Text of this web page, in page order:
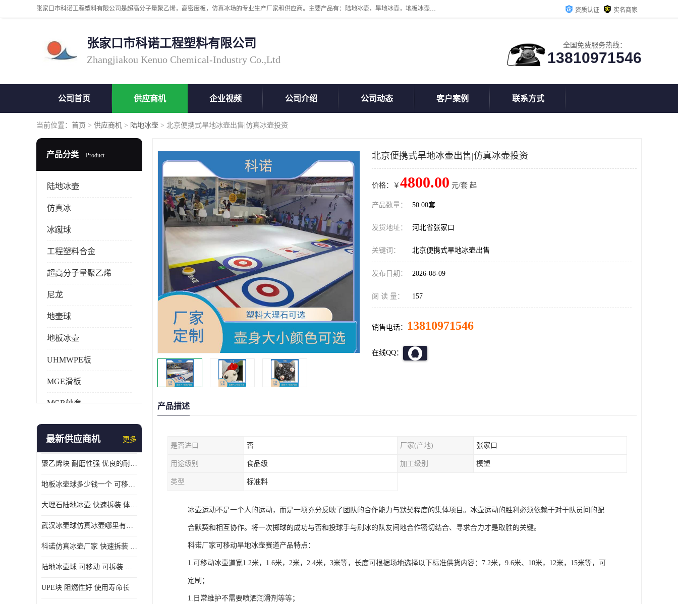
张家口市科诺工程塑料有限公司是超高分子量聚乙烯，高密度板，仿真冰场的专业生产厂家和供应商。主要产品有：陆地冰壶，旱地冰壶，地板冰壶，地壶球，仿真冰壶，仿真冰，冰蹴球，MGB轴套，MGE滑板，高密度板，仿真冰场等产品。欢迎有需要的朋友前来联系。 资质认证 实名商家
张家口市科诺工程塑料有限公司
Zhangjiakou Kenuo Chemical-Industry Co.,Ltd
全国免费服务热线：
13810971546
公司首页 供应商机 企业视频 公司介绍 公司动态 客户案例 联系方式
当前位置： 首页 > 供应商机 > 陆地冰壶 > 北京便携式旱地冰壶出售|仿真冰壶投资
产品分类 Product
陆地冰壶
仿真冰
冰蹴球
工程塑料合金
超高分子量聚乙烯
尼龙
地壶球
地板冰壶
UHMWPE板
MGE滑板
MGB轴套
旱地冰壶
MGA滑板滑块
MGE滑板滑块
最新供应商机 更多
聚乙烯块 耐磨性强 优良的耐低温
地板冰壶球多少钱一个 可移动 可拆装 滑行阻力小
大理石陆地冰壶 快速拆装 体积小 重量轻
武汉冰壶球仿真冰壶哪里有卖 趣味性强 体积小 重量轻
科诺仿真冰壶厂家 快速拆装 不受季节影响
陆地冰壶球 可移动 可拆装 表面具有自润滑功能
UPE块 阻燃性好 使用寿命长
北京便携式旱地冰壶出售|仿真冰壶投资
价格：￥ 4800.00 元/套 起
产品数量： 50.00套
发货地址： 河北省张家口
关键词： 北京便携式旱地冰壶出售
发布日期： 2026-08-09
阅 读 量： 157
销售电话： 13810971546
在线QQ：
产品描述
是否进口 否 厂家(产地) 张家口
用途级别 食品级 加工级别 模塑
类型 标准料
冰壶运动不是一个人的运动，而是一项充分反映了团队的合作能力与默契程度的集体项目。冰壶运动的胜利必须依赖于对于队员间的配
合默契和相互协作。将一次掷球的成功与否和投球手与刷冰的队友间地合作密切结合、寻求合力才是取胜的关键。
科诺厂家可移动旱地冰壶赛道产品特点：
1.可移动冰壶道宽1.2米，1.6米，2米，2.4米，3米等，长度可根据场地选择以下标准供货内容：7.2米，9.6米、10米，12米，15米等，可
定制；
1.日常维护不需要喷洒润滑剂等等；